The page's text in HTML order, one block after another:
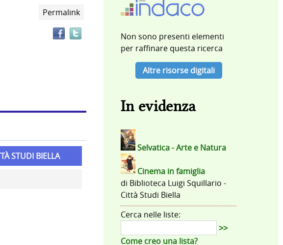
Permalink
STUDI BIELLA
Non sono presenti elementi
per raffinare questa ricerca
Altre risorse digitali
In evidenza
Selvatica - Arte e Natura
Cinema in famiglia
di Biblioteca Luigi Squillario -
Città Studi Biella
Cerca nelle liste:
>>
Come creo una lista?